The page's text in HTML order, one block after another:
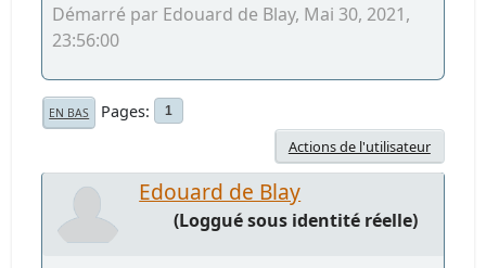
Démarré par Edouard de Blay, Mai 30, 2021,
23:56:00
EN BAS Pages 1
Actions de l'utilisateur
Edouard de Blay
(Loggué sous identité réelle)